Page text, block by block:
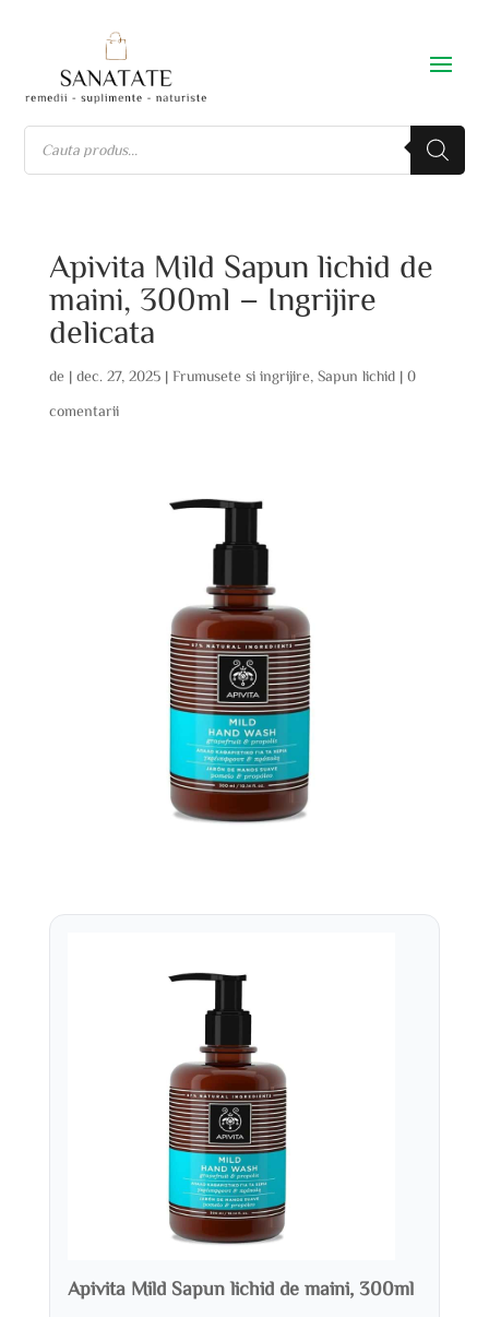
Apivita Mild Sapun lichid de
maini, 300ml – Ingrijire
delicata
de | dec. 27, 2025| Frumusete si ingrijire, Sapun lichid| 0
comentarii
Apivita Mild Sapun lichid de maini, 300ml